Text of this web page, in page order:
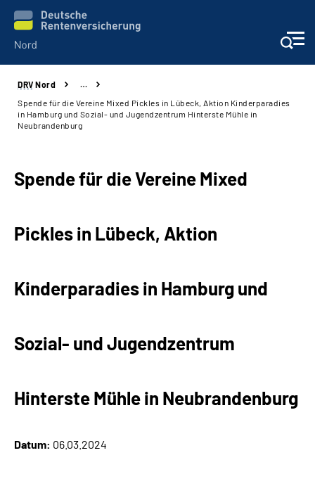
Aktuelles
Services
Beratung und Kontakt
Über uns
Leichte Sprache
Suche
DRV Nord
…
Spende für die Vereine Mixed Pickles in Lübeck, Aktion Kinderparadies
in Hamburg und Sozial- und Jugendzentrum Hinterste Mühle in
Neubrandenburg
Spende für die Vereine Mixed
Pickles in Lübeck, Aktion
Kinderparadies in Hamburg und
Sozial- und Jugendzentrum
Hinterste Mühle in Neubrandenburg
Datum: 06.03.2024